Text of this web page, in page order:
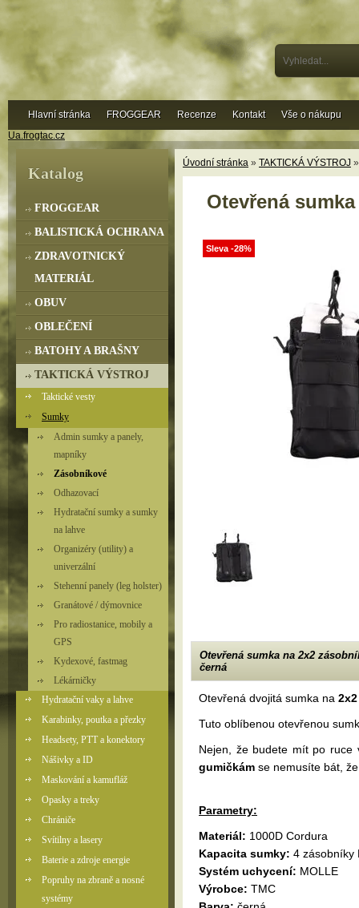
Ua.frogtac.cz
Úvodní stránka » TAKTICKÁ VÝSTROJ
Otevřená
Sleva -28%
Otevřená sumka na 2x2
černá
Otevřená dvojitá sumka na
Tuto oblíbenou otevřenou
Nejen, že budete mít po ruce
gumičkám se nemusíte bát,
Parametry:
Materiál: 1000D Cordura
Kapacita sumky: 4 zásobníky
Systém uchycení: MOLLE
Výrobce: TMC
Katalog
FROGGEAR
BALISTICKÁ OCHRANA
ZDRAVOTNICKÝ
MATERIÁL
OBUV
OBLEČENÍ
BATOHY A BRAŠNY
TAKTICKÁ VÝSTROJ
Taktické vesty
Sumky
Admin sumky a panely,
mapníky
Zásobníkové
Odhazovací
Hydratační sumky a sumky
na lahve
Organizéry (utility) a
univerzální
Stehenní panely (leg holster)
Granátové / dýmovnice
Pro radiostanice, mobily a
GPS
Kydexové, fastmag
Lékárničky
Hydratační vaky a lahve
Karabinky, poutka a přezky
Headsety, PTT a konektory
Nášivky a ID
Maskování a kamufláž
Opasky a treky
Chrániče
Svítilny a lasery
Baterie a zdroje energie
Popruhy na zbraně a nosné
systémy
Hlavní stránka FROGGEAR Recenze Kontakt Vše o nákupu